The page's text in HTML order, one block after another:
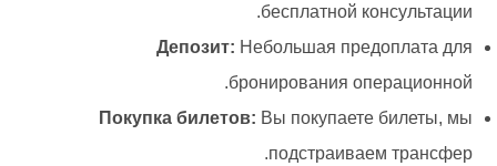
бесплатной консультации.
Депозит: Небольшая предоплата для
бронирования операционной.
Покупка билетов: Вы покупаете билеты, мы
подстраиваем трансфер.